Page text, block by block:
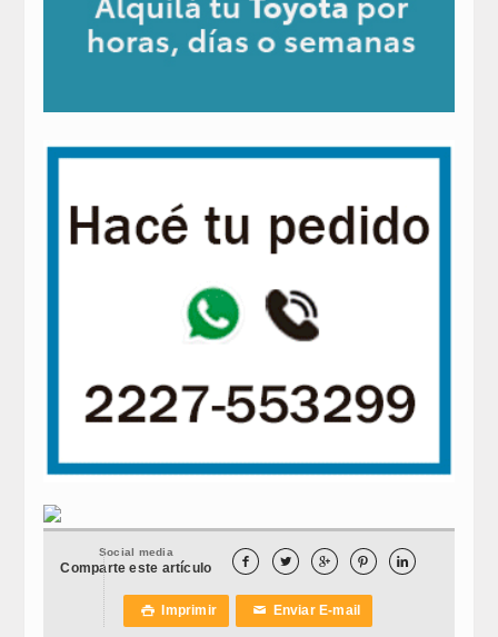
Social media
Comparte este artículo     
 Imprimir ✉ Enviar E-mail